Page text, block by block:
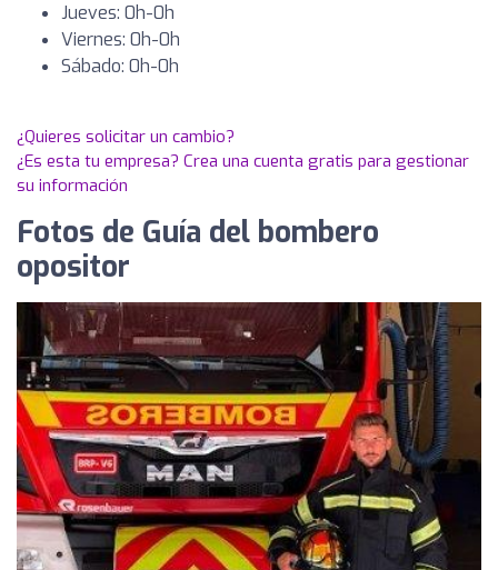
Jueves: 0h-0h
Viernes: 0h-0h
Sábado: 0h-0h
¿Quieres solicitar un cambio?
¿Es esta tu empresa? Crea una cuenta gratis para gestionar
su información
Fotos de Guía del bombero
opositor